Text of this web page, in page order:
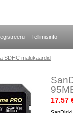
Tellimisinfo
SDHC mälukaardid
17.57